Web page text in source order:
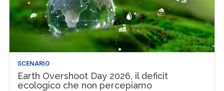
SCENARIO
Earth Overshoot Day 2026, il deficit
ecologico che non percepiamo